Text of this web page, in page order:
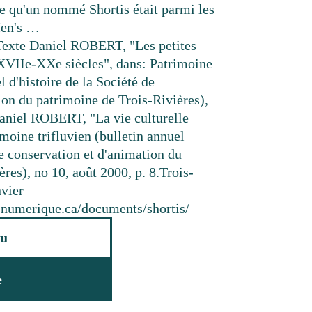
qu'un nommé Shortis était parmi les
…
Daniel ROBERT, "Les petites
XXe siècles", dans: Patrimoine
de la Société de
du patrimoine de Trois-Rivières),
ROBERT, "La vie culturelle
trifluvien (bulletin annuel
conservation et d'animation du
no 10, août 2000, p. 8.Trois-
documents/shortis/